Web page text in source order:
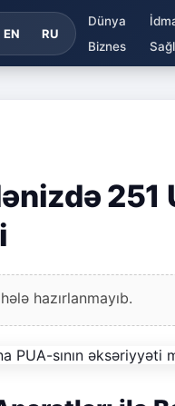
EN RU
Dünya
Biznes
251
hazırlanmayıb.